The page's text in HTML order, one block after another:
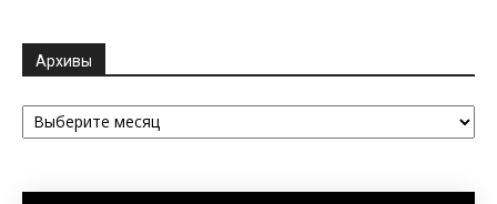
Архивы
Архивы